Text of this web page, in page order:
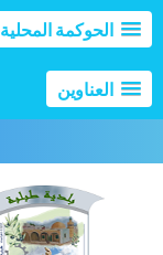
الحوكمة المحلية
العناوين